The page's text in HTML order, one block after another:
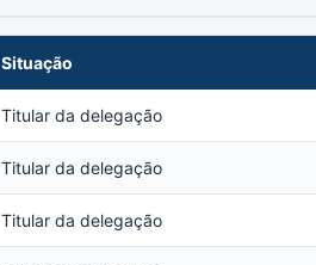
Situação
Titular da delegação
Titular da delegação
Titular da delegação